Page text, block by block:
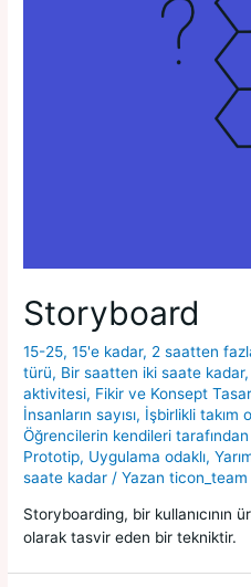
Storyboard
15-25,15'e kadar, 2 saatten
türü, Bir saatten iki saate kadar,
aktivitesi, Fikir ve Konsept
İnsanların sayısı, İşbirlikli takım
Öğrencilerin kendileri tarafından
Prototip, Uygulama odaklı,
saate kadar / Yazan ticon_team
Storyboarding, bir kullanıcının
olarak tasvir eden bir tekniktir.